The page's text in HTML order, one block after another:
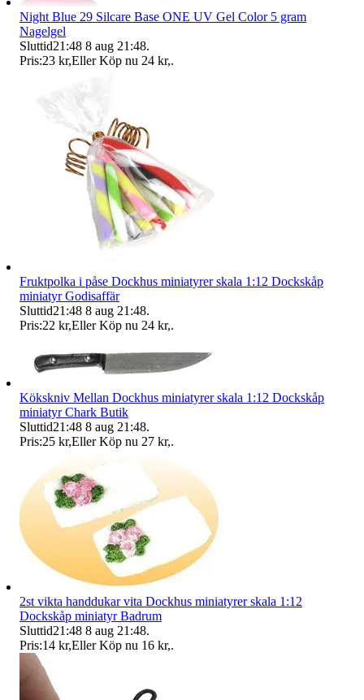
Night Blue 29 Silcare Base ONE UV Gel Color 5 gram
Nagelgel
Sluttid21:48 8 aug 21:48.
Pris:23 kr,Eller Köp nu 24 kr,.
Fruktpolka i påse Dockhus miniatyrer skala 1:12 Dockskåp
miniatyr Godisaffär
Sluttid21:48 8 aug 21:48.
Pris:22 kr,Eller Köp nu 24 kr,.
Kökskniv Mellan Dockhus miniatyrer skala 1:12 Dockskåp
miniatyr Chark Butik
Sluttid21:48 8 aug 21:48.
Pris:25 kr,Eller Köp nu 27 kr,.
2st vikta handdukar vita Dockhus miniatyrer skala 1:12
Dockskåp miniatyr Badrum
Sluttid21:48 8 aug 21:48.
Pris:14 kr,Eller Köp nu 16 kr,.